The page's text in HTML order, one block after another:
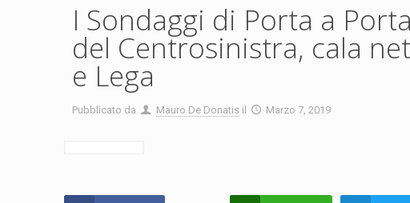
I Sondaggi di Porta a
del Centrosinistra, cala
e Lega
Pubblicato da Mauro De Donatis il Marzo 7, 2019